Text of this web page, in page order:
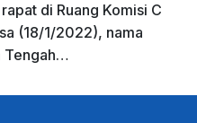
di Ruang Komisi C
(18/1/2022), nama
Tengah…